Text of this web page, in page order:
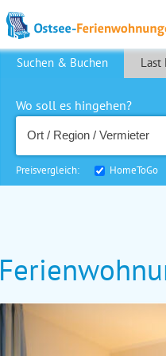
Suchen & Buchen Last
Wo soll es hingehen?
Preisvergleich: HomeToGo